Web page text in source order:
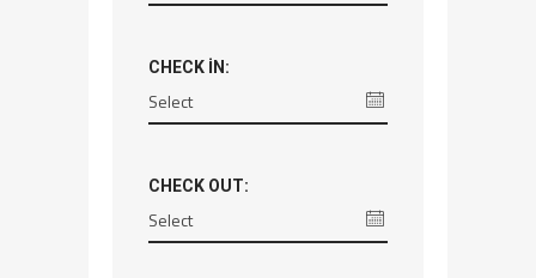
CHECK IN:
CHECK OUT: